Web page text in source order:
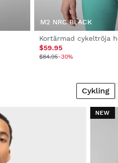
M2 NRC BLACK
Kortärmad cykeltröja
$59.95
$84.95-30%
Cykling
NEW